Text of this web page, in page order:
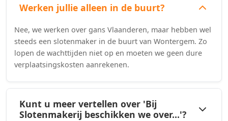
Werken jullie alleen in de buurt?
Nee, we werken over gans Vlaanderen, maar hebben wel
steeds een slotenmaker in de buurt van Wontergem. Zo
lopen de wachttijden niet op en moeten we geen dure
verplaatsingskosten aanrekenen.
Kunt u meer vertellen over 'Bij
Slotenmakerij beschikken we over...'?